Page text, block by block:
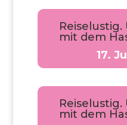
mit dem
17.
mit dem